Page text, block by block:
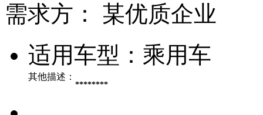
需求方：
某优质企业
适用车型： 乘用车
其他描述：
********